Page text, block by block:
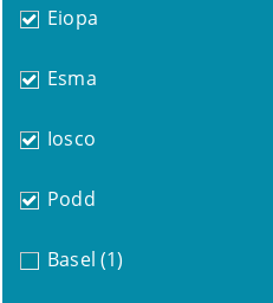
Eiopa
Esma
Iosco
Podd
Basel (1)